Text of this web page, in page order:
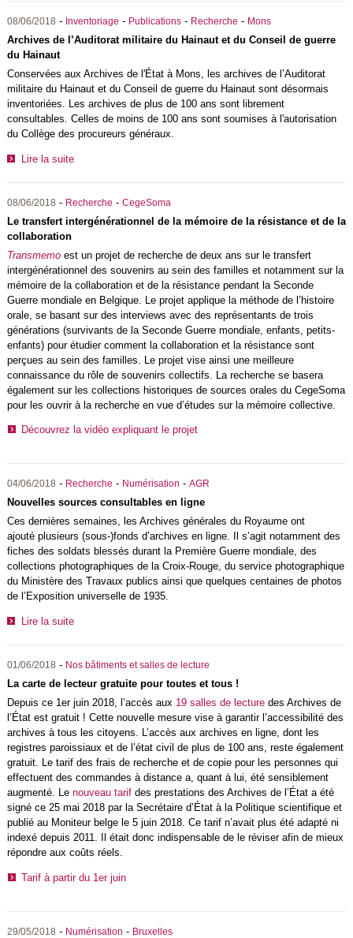
08/06/2018 - Inventoriage - Publications- Recherche - Mons
Archives de l’Auditorat militaire du Hainaut et du Conseil de guerre
du Hainaut
Conservées aux Archives de l'État à Mons, les archives de l’Auditorat
militaire du Hainaut et du Conseil de guerre du Hainaut sont désormais
inventoriées. Les archives de plus de 100 ans sont librement
consultables. Celles de moins de 100 ans sont soumises à l'autorisation
du Collège des procureurs généraux.
Lire la suite
08/06/2018 - Recherche - CegeSoma
Le transfert intergénérationnel de la mémoire de la résistance et de la
collaboration
Transmemo est un projet de recherche de deux ans sur le transfert
intergénérationnel des souvenirs au sein des familles et notamment sur la
mémoire de la collaboration et de la résistance pendant la Seconde
Guerre mondiale en Belgique. Le projet applique la méthode de l’histoire
orale, se basant sur des interviews avec des représentants de trois
générations (survivants de la Seconde Guerre mondiale, enfants, petits-
enfants) pour étudier comment la collaboration et la résistance sont
perçues au sein des familles. Le projet vise ainsi une meilleure
connaissance du rôle de souvenirs collectifs. La recherche se basera
également sur les collections historiques de sources orales du CegeSoma
pour les ouvrir à la recherche en vue d’études sur la mémoire collective.
Découvrez la vidéo expliquant le projet
04/06/2018 - Recherche - Numérisation - AGR
Nouvelles sources consultables en ligne
Ces dernières semaines, les Archives générales du Royaume ont
ajouté plusieurs (sous-)fonds d’archives en ligne. Il s’agit notamment des
fiches des soldats blessés durant la Première Guerre mondiale, des
collections photographiques de la Croix-Rouge, du service photographique
du Ministère des Travaux publics ainsi que quelques centaines de photos
de l’Exposition universelle de 1935.
Lire la suite
01/06/2018 - Nos bâtiments et salles de lecture
La carte de lecteur gratuite pour toutes et tous !
Depuis ce 1er juin 2018, l’accès aux 19 salles de lecturedes Archives de
l’État est gratuit ! Cette nouvelle mesure vise à garantir l’accessibilité des
archives à tous les citoyens. L’accès aux archives en ligne, dont les
registres paroissiaux et de l’état civil de plus de 100 ans, reste également
gratuit. Le tarif des frais de recherche et de copie pour les personnes qui
effectuent des commandes à distance a, quant à lui, été sensiblement
augmenté. Le nouveau tarifdes prestations des Archives de l’État a été
signé ce 25 mai 2018 par la Secrétaire d’État à la Politique scientifique et
publié au Moniteur belge le 5 juin 2018. Ce tarif n’avait plus été adapté ni
indexé depuis 2011. Il était donc indispensable de le réviser afin de mieux
répondre aux coûts réels.
Tarif à partir du 1er juin
29/05/2018 - Numérisation - Bruxelles